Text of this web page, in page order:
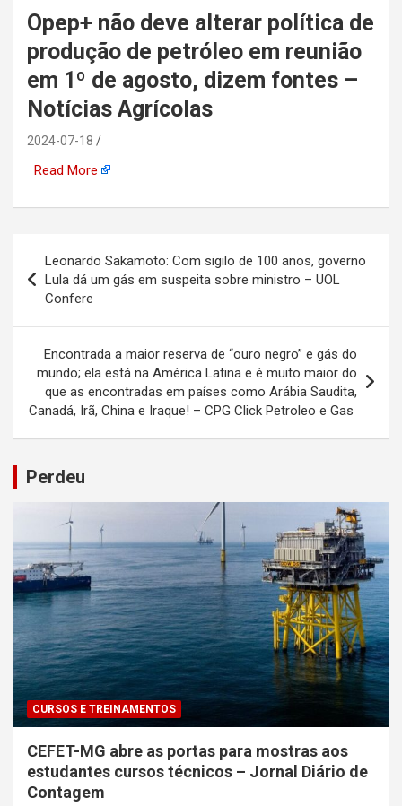
automotiva, mineração,
indústria naval, etc
Opep+ não deve alterar política de
produção de petróleo em reunião
em 1º de agosto, dizem fontes –
Notícias Agrícolas
2024-07-18
Read More
de
Post
Leonardo Sakamoto: Com sigilo de 100 anos, governo
Lula dá um gás em suspeita sobre ministro – UOL
Confere
Encontrada a maior reserva de “ouro negro” e gás do
mundo; ela está na América Latina e é muito maior do
que as encontradas em países como Arábia Saudita,
Canadá, Irã, China e Iraque! – CPG Click Petroleo e Gas
Perdeu
CURSOS E TREINAMENTOS
CEFET-MG abre as portas para mostras aos
estudantes cursos técnicos – Jornal Diário de
Contagem